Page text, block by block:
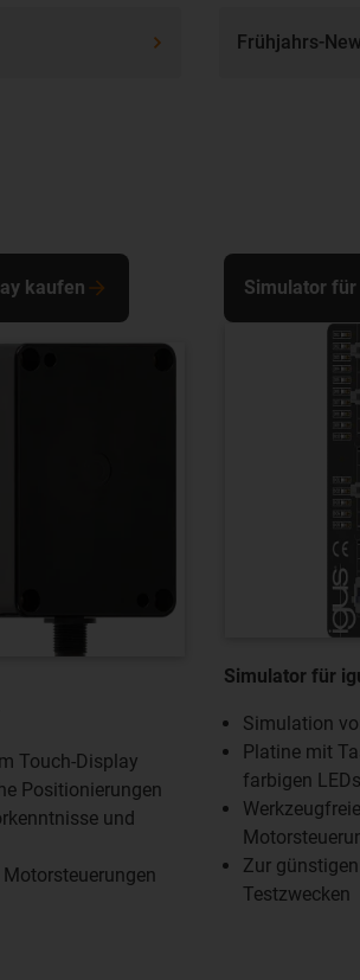
Frühjahrs-
Touch-Display
Positionierungen
und
kaufen
Simulator für
Simulation
Platine mit
farbigen LEDs
Zur
Testzwecken
Simulator